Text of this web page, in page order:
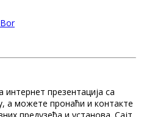
интернет презентација са
а можете пронаћи и контакте